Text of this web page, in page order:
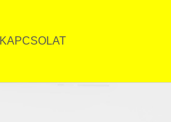
KAPCSOLAT